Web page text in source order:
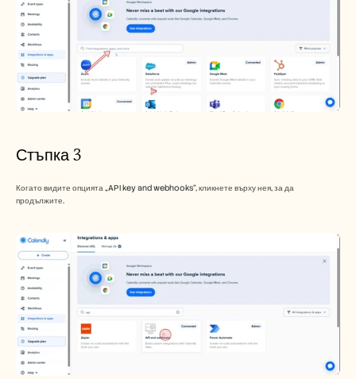
Стъпка 3
Когато видите опцията „API key and webhooks“, кликнете върху нея, за да
продължите.